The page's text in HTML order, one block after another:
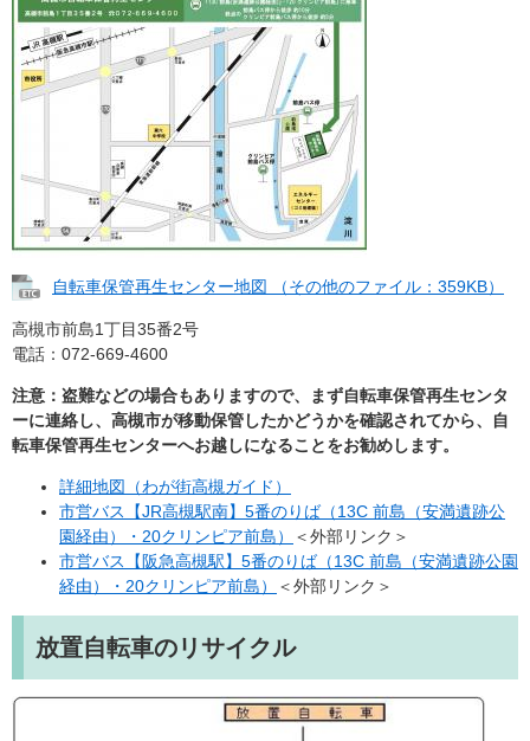
自転車保管再生センター地図 （その他のファイル：359KB）
高槻市前島1丁目35番2号
電話：072-669-4600
注意：盗難などの場合もありますので、まず自転車保管再生センタ
ーに連絡し、高槻市が移動保管したかどうかを確認されてから、自
転車保管再生センターへお越しになることをお勧めします。
詳細地図（わが街高槻ガイド）
市営バス【JR高槻駅南】5番のりば（13C 前島（安満遺跡公
園経由）・20クリンピア前島）
＜外部リンク＞
市営バス【阪急高槻駅】5番のりば（13C 前島（安満遺跡公園
経由）・20クリンピア前島）
＜外部リンク＞
放置自転車のリサイクル